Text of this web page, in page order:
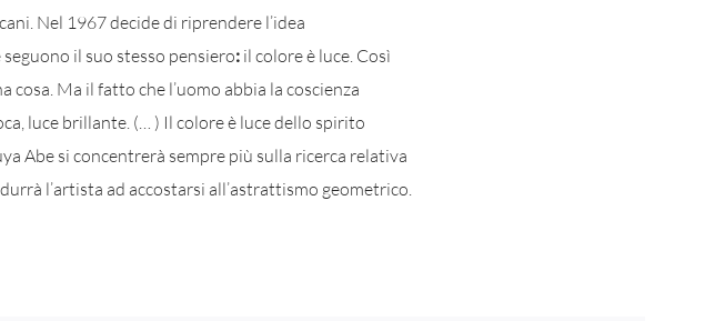
Nel 1967 decide di riprendere l’idea
il suo stesso pensiero:il colore è luce. Così
cosa. Ma il fatto che l’uomo abbia la coscienza
luce brillante. (… ) Il colore è luce dello spirito
Abe si concentrerà sempre più sulla ricerca relativa
l’artista ad accostarsi all’astrattismo geometrico.